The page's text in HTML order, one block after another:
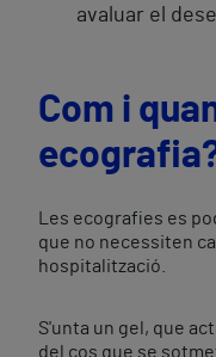
avaluar el
Com i
Les ecografies es
que no necessiten
hospitalització.
S'unta un gel, que
del cos que se